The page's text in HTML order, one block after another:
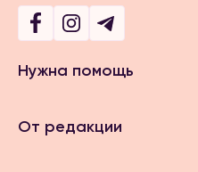
Нужна помощь
От редакции